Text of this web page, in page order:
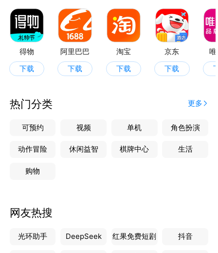
得物
下载
阿里巴巴
下载
淘宝
下载
京东
下载
热门分类 更多
可预约 视频 单机 角色扮演
动作冒险 休闲益智 棋牌中心 生活
购物
网友热搜
光环助手 DeepSeek 红果免费短剧 抖音